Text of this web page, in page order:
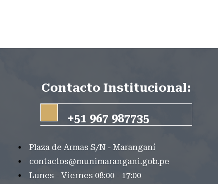
Contacto Institucional:
+51 967 987735
Plaza de Armas S/N - Maranganí
contactos@munimarangani.gob.pe
Lunes - Viernes 08:00 - 17:00